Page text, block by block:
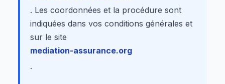
. Les coordonnées et la procédure sont
indiquées dans vos conditions générales et
sur le site
mediation-assurance.org
.